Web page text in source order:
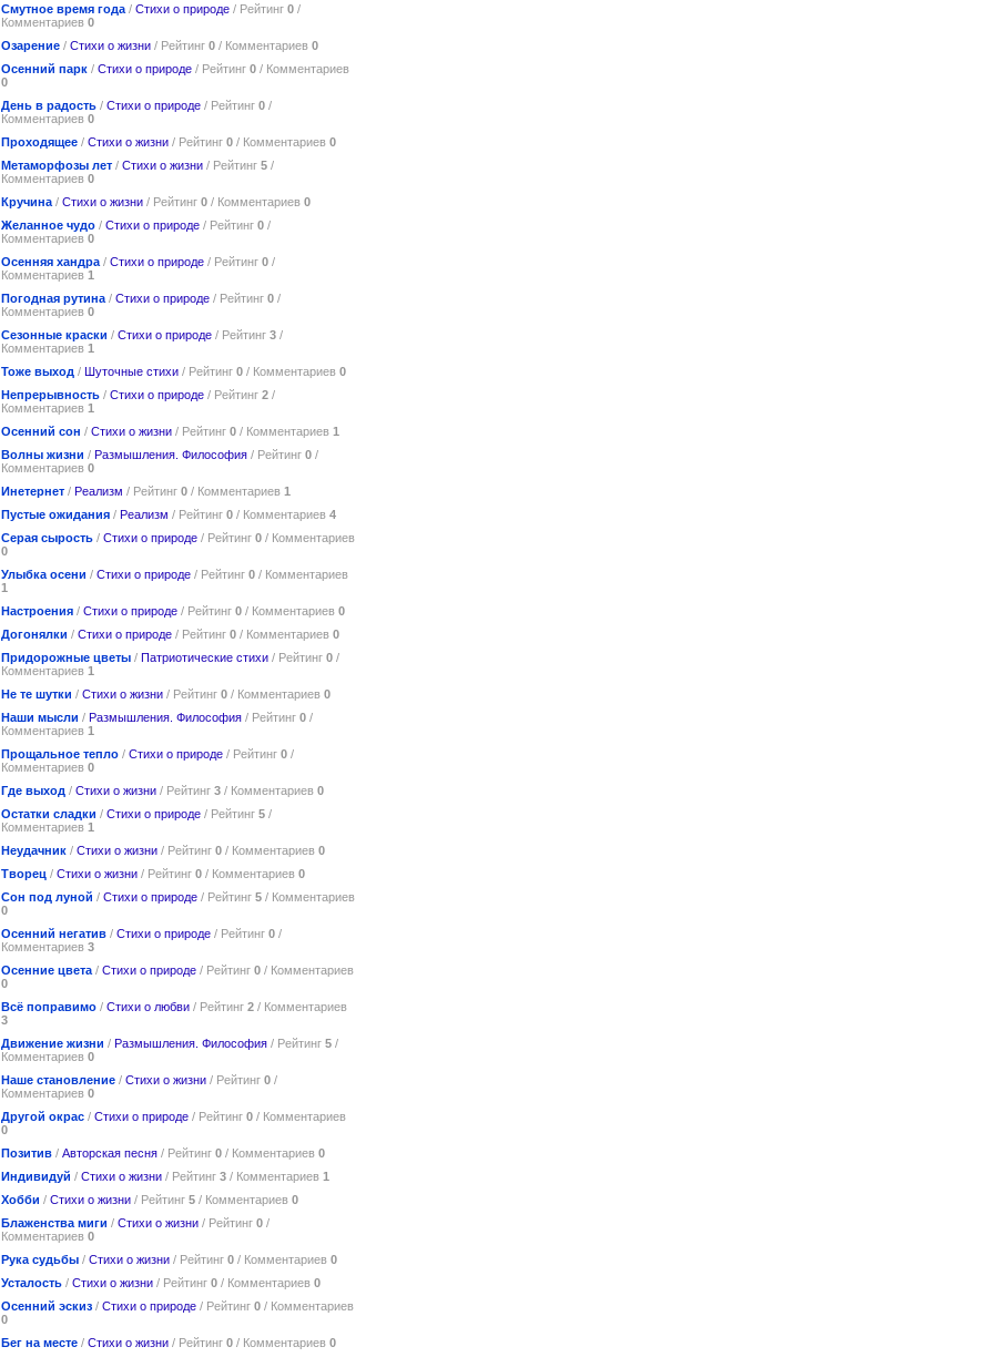
Смутное время года / Стихи о природе / Рейтинг 0 /
Комментариев 0
Озарение / Стихи о жизни / Рейтинг 0 / Комментариев 0
Осенний парк / Стихи о природе / Рейтинг 0 / Комментариев
0
День в радость / Стихи о природе / Рейтинг 0 /
Комментариев 0
Проходящее / Стихи о жизни / Рейтинг 0 / Комментариев 0
Метаморфозы лет / Стихи о жизни / Рейтинг 5 /
Комментариев 0
Кручина / Стихи о жизни / Рейтинг 0 / Комментариев 0
Желанное чудо / Стихи о природе / Рейтинг 0 /
Комментариев 0
Осенняя хандра / Стихи о природе / Рейтинг 0 /
Комментариев 1
Погодная рутина / Стихи о природе / Рейтинг 0 /
Комментариев 0
Сезонные краски / Стихи о природе / Рейтинг 3 /
Комментариев 1
Тоже выход / Шуточные стихи / Рейтинг 0 / Комментариев 0
Непрерывность / Стихи о природе / Рейтинг 2 /
Комментариев 1
Осенний сон / Стихи о жизни / Рейтинг 0 / Комментариев 1
Волны жизни / Размышления. Философия / Рейтинг 0 /
Комментариев 0
Инетернет / Реализм / Рейтинг 0 / Комментариев 1
Пустые ожидания / Реализм / Рейтинг 0 / Комментариев 4
Серая сырость / Стихи о природе / Рейтинг 0 / Комментариев
0
Улыбка осени / Стихи о природе / Рейтинг 0 / Комментариев
1
Настроения / Стихи о природе / Рейтинг 0 / Комментариев 0
Догонялки / Стихи о природе / Рейтинг 0 / Комментариев 0
Придорожные цветы / Патриотические стихи / Рейтинг 0 /
Комментариев 1
Не те шутки / Стихи о жизни / Рейтинг 0 / Комментариев 0
Наши мысли / Размышления. Философия / Рейтинг 0 /
Комментариев 1
Прощальное тепло / Стихи о природе / Рейтинг 0 /
Комментариев 0
Где выход / Стихи о жизни / Рейтинг 3 / Комментариев 0
Остатки сладки / Стихи о природе / Рейтинг 5 /
Комментариев 1
Неудачник / Стихи о жизни / Рейтинг 0 / Комментариев 0
Творец / Стихи о жизни / Рейтинг 0 / Комментариев 0
Сон под луной / Стихи о природе / Рейтинг 5 / Комментариев
0
Осенний негатив / Стихи о природе / Рейтинг 0 /
Комментариев 3
Осенние цвета / Стихи о природе / Рейтинг 0 / Комментариев
0
Всё поправимо / Стихи о любви / Рейтинг 2 / Комментариев
3
Движение жизни / Размышления. Философия / Рейтинг 5 /
Комментариев 0
Наше становление / Стихи о жизни / Рейтинг 0 /
Комментариев 0
Другой окрас / Стихи о природе / Рейтинг 0 / Комментариев
0
Позитив / Авторская песня / Рейтинг 0 / Комментариев 0
Индивидуй / Стихи о жизни / Рейтинг 3 / Комментариев 1
Хобби / Стихи о жизни / Рейтинг 5 / Комментариев 0
Блаженства миги / Стихи о жизни / Рейтинг 0 /
Комментариев 0
Рука судьбы / Стихи о жизни / Рейтинг 0 / Комментариев 0
Усталость / Стихи о жизни / Рейтинг 0 / Комментариев 0
Осенний эскиз / Стихи о природе / Рейтинг 0 / Комментариев
0
Бег на месте / Стихи о жизни / Рейтинг 0 / Комментариев 0